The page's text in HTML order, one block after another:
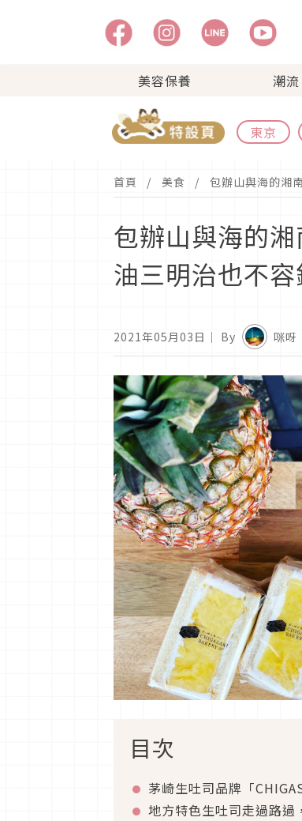
美容保養 潮流
東京
首頁 美食 包辦山與海的湘
包辦山與海的
油三明治也不容
2021年05月03日 ｜ By 咪呀
目次
茅崎生吐司品牌「
地方特色生吐司走過路過